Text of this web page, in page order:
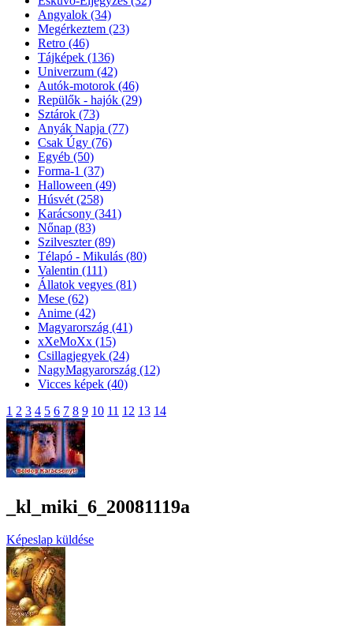
Angyalok (34)
Megérkeztem (23)
Retro (46)
Tájképek (136)
Univerzum (42)
Autók-motorok (46)
Repülők - hajók (29)
Sztárok (73)
Anyák Napja (77)
Csak Úgy (76)
Egyéb (50)
Forma-1 (37)
Halloween (49)
Húsvét (258)
Karácsony (341)
Nőnap (83)
Szilveszter(89)
Télapó - Mikulás (80)
Valentin (111)
Állatok vegyes (81)
Mese (62)
Anime (42)
Magyarország (41)
xXeMoXx (15)
Csillagjegyek (24)
NagyMagyarország (12)
Vicces képek (40)
1 2 3 4 5 6 7 8 9 10 11 12 13 14
_kl_miki_6_20081119a
Képeslap küldése